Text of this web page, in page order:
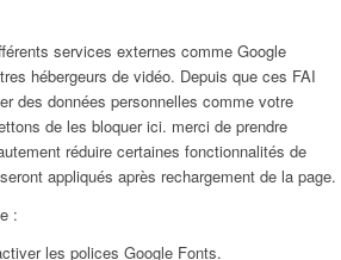
services externes comme Google
hébergeurs de vidéo. Depuis que ces FAI
des données personnelles comme votre
de les bloquer ici. merci de prendre
réduire certaines fonctionnalités de
appliqués après rechargement de la page.
:
les polices Google Fonts.